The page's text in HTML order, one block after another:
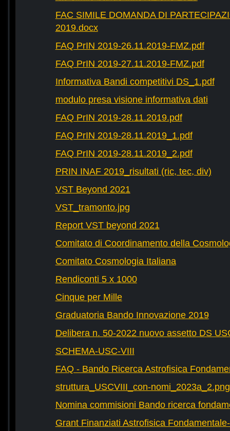
FAC SIMILE DOMANDA DI
2019.docx
FAQ PrIN 2019-26.11.2019-FMZ.pdf
FAQ PrIN 2019-27.11.2019-FMZ.pdf
Informativa Bandi competitivi DS_1.pdf
modulo presa visione informativa dati
FAQ PrIN 2019-28.11.2019.pdf
FAQ PrIN 2019-28.11.2019_1.pdf
FAQ PrIN 2019-28.11.2019_2.pdf
PRIN INAF 2019_risultati (ric, tec, div)
VST Beyond 2021
VST_tramonto.jpg
Report VST beyond 2021
Comitato di Coordinamento della
Comitato Cosmologia Italiana
Rendiconti 5 x 1000
Cinque per Mille
Graduatoria Bando Innovazione 2019
Delibera n. 50-2022 nuovo assetto DS
SCHEMA-USC-VIII
FAQ - Bando Ricerca Astrofisica
struttura_USCVIII_con-nomi_2023a_2.png
Nomina commisioni Bando ricerca
Grant Finanziati Astrofisica